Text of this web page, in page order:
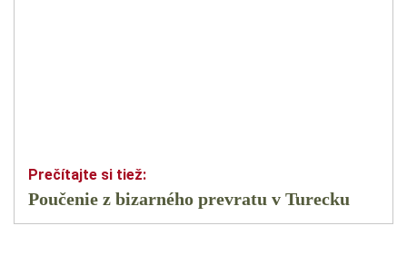
Poučenie z bizarného prevratu v Turecku